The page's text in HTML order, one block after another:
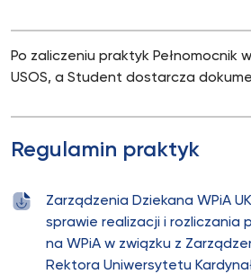
Po zaliczeniu praktyk Pełnomocnik
USOS, a Student dostarcza
Regulamin praktyk
Zarządzenia Dziekana WPiA
sprawie realizacji i rozliczania
na WPiA w związku z
Rektora Uniwersytetu